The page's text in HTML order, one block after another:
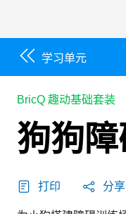
学习单元
BricQ 趣动基础套装
狗狗
打印 分享